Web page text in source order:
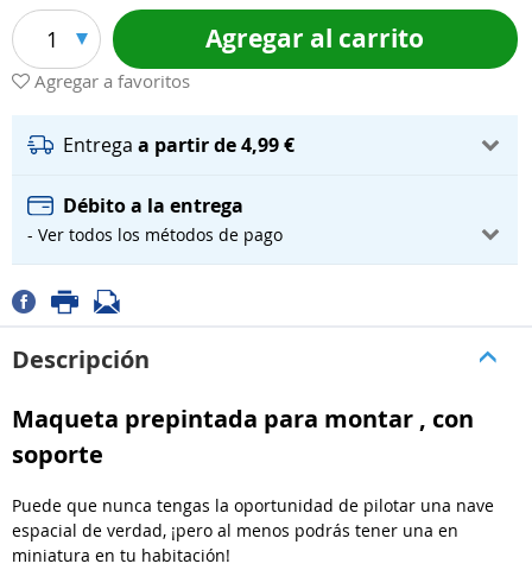
1 Agregar al carrito
Agregar a favoritos
Entrega a partir de 4,99 €
Débito a la entrega
- Ver todos los métodos de pago
Descripción
Maqueta prepintada para montar , con
soporte
Puede que nunca tengas la oportunidad de pilotar una nave
espacial de verdad, ¡pero al menos podrás tener una en
miniatura en tu habitación!